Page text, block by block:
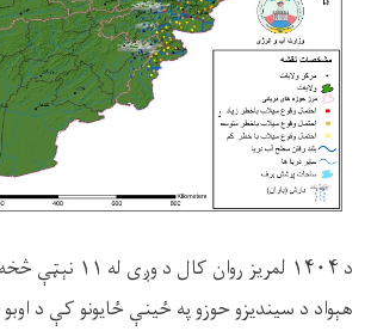
د ۱۴۰۴ لمریز روان کال د وږی له ۱۱ نېټې څخه
هېواد د سیندیزو حوزو په ځينې ځایونو کې د